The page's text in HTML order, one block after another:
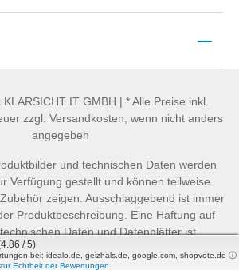
IT GMBH | * Alle Preise inkl.
zzgl. Versandkosten, wenn nicht anders
angegeben
und technischen Daten werden
Verfügung gestellt und können teilweise
zeigen. Ausschlaggebend ist immer
Produktbeschreibung. Eine Haftung auf
Daten und Datenblätter ist
ausgeschlossen.
/ 5)
bei: idealo.de, geizhals.de, google.com, shopvote.de ⓘ
Echtheit der Bewertungen